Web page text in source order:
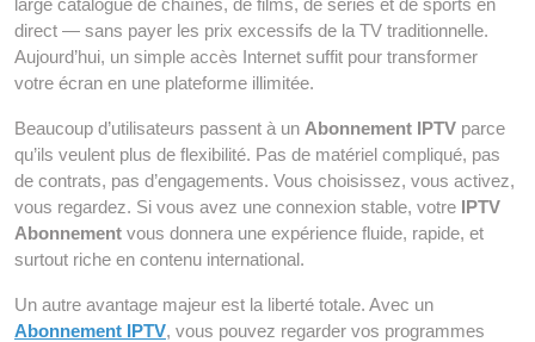
large catalogue de chaînes, de films, de séries et de sports en
direct — sans payer les prix excessifs de la TV traditionnelle.
Aujourd’hui, un simple accès Internet suffit pour transformer
votre écran en une plateforme illimitée.
Beaucoup d’utilisateurs passent à un Abonnement IPTV parce
qu’ils veulent plus de flexibilité. Pas de matériel compliqué, pas
de contrats, pas d’engagements. Vous choisissez, vous activez,
vous regardez. Si vous avez une connexion stable, votre IPTV
Abonnement vous donnera une expérience fluide, rapide, et
surtout riche en contenu international.
Un autre avantage majeur est la liberté totale. Avec un
Abonnement IPTV, vous pouvez regarder vos programmes